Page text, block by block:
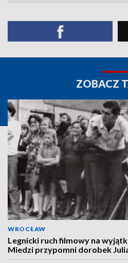
ZOBACZ
WROCŁAW
Legnicki ruch filmowy na
Miedzi przypomni dorobek